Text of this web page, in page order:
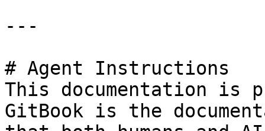
---
# Agent Instructions
This documentation is
GitBook is the